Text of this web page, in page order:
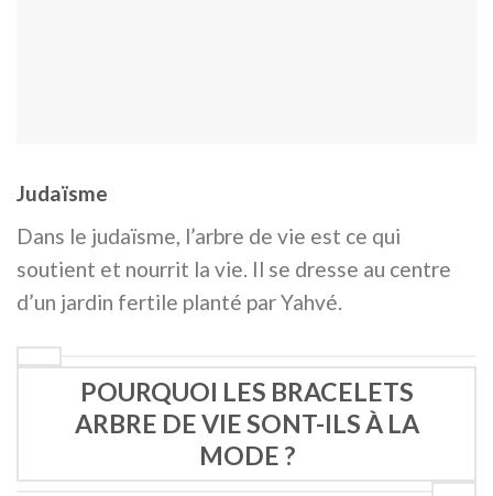
Judaïsme
Dans le judaïsme, l’arbre de vie est ce qui
soutient et nourrit la vie. Il se dresse au centre
d’un jardin fertile planté par Yahvé.
POURQUOI LES BRACELETS
ARBRE DE VIE SONT-ILS À LA
MODE ?